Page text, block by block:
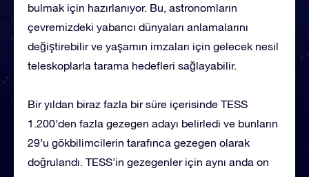
bulmak için hazırlanıyor. Bu, astronomların
çevremizdeki yabancı dünyaları anlamalarını
değiştirebilir ve yaşamın imzaları için gelecek nesil
teleskoplarla tarama hedefleri sağlayabilir.
Bir yıldan biraz fazla bir süre içerisinde TESS
1.200’den fazla gezegen adayı belirledi ve bunların
29’u gökbilimcilerin tarafınca gezegen olarak
doğrulandı. TESS’in gezegenler için aynı anda on